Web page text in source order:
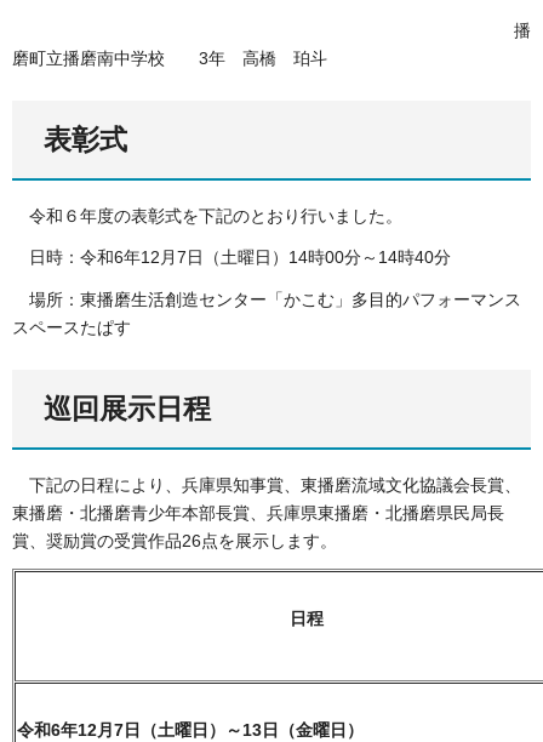
播
磨町立播磨南中学校 3年 高橋 珀斗
表彰式
令和６年度の表彰式を下記のとおり行いました。
日時：令和6年12月7日（土曜日）14時00分～14時40分
場所：東播磨生活創造センター「かこむ」多目的パフォーマンス
スペースたぱす
巡回展示日程
下記の日程により、兵庫県知事賞、東播磨流域文化協議会長賞、
東播磨・北播磨青少年本部長賞、兵庫県東播磨・北播磨県民局長
賞、奨励賞の受賞作品26点を展示します。
日程
令和6年12月7日（土曜日）～13日（金曜日）